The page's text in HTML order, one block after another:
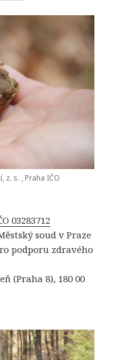
s. , Praha IČO
03283712
soud v Praze
podporu zdravého
(Praha 8), 180 00